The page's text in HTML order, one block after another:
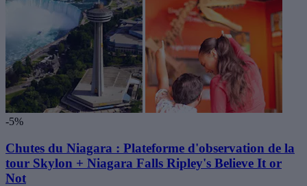
-5%
Chutes du Niagara : Plateforme d'observation de la
tour Skylon + Niagara Falls Ripley's Believe It or
Not